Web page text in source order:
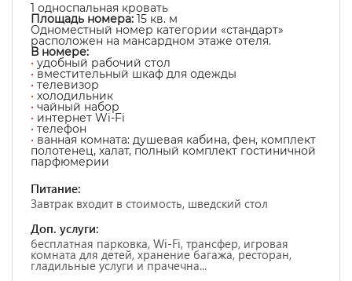
1 односпальная кровать
Площадь номера: 15 кв. м
Одноместный номер категории «стандарт»
расположен на мансардном этаже отеля.
В номере:
• удобный рабочий стол
• вместительный шкаф для одежды
• телевизор
• холодильник
• чайный набор
• интернет Wi-Fi
• телефон
• ванная комната: душевая кабина, фен, комплект
полотенец, халат, полный комплект гостиничной
парфюмерии
Питание:
Завтрак входит в стоимость, шведский стол
Доп. услуги:
бесплатная парковка, Wi-Fi, трансфер, игровая
комната для детей, хранение багажа, ресторан,
гладильные услуги и прачечна...